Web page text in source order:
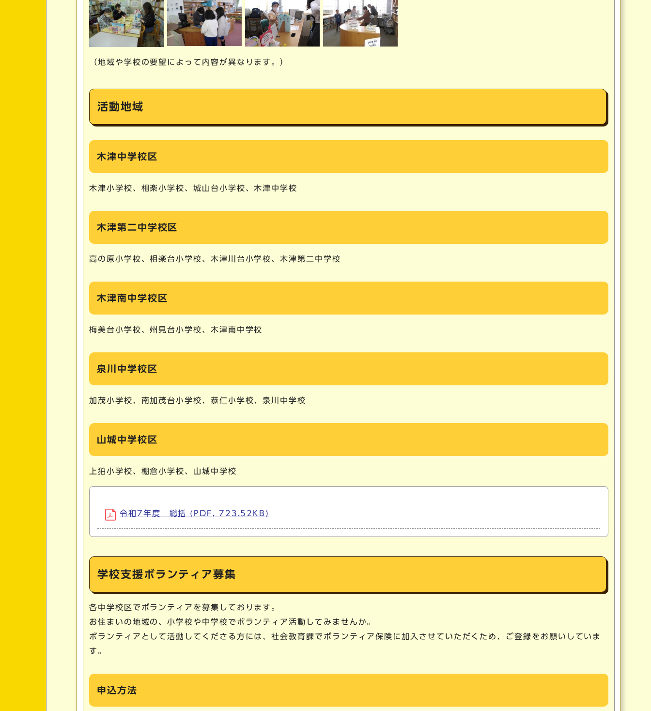
（地域や学校の要望によって内容が異なります。）
活動地域
木津中学校区
木津小学校、相楽小学校、城山台小学校、木津中学校
木津第二中学校区
高の原小学校、相楽台小学校、木津川台小学校、木津第二中学校
木津南中学校区
梅美台小学校、州見台小学校、木津南中学校
泉川中学校区
加茂小学校、南加茂台小学校、恭仁小学校、泉川中学校
山城中学校区
上狛小学校、棚倉小学校、山城中学校
令和7年度 総括 (PDF, 723.52KB)
学校支援ボランティア募集
各中学校区でボランティアを募集しております。
お住まいの地域の、小学校や中学校でボランティア活動してみませんか。
ボランティアとして活動してくださる方には、社会教育課でボランティア保険に加入させていただくため、ご登録をお願いしていま
す。
申込方法